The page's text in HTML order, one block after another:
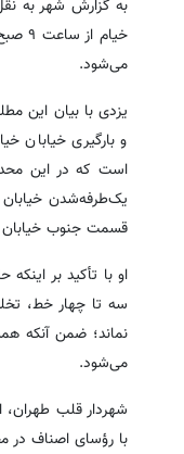
می‌شود.
و بارگیری خیابان
است که در این
قسمت جنوب خیابان
او با تأکید بر
سه تا چهار خط،
نماند؛ ضمن آنکه
می‌شود.
شهردار قلب
با رؤسای اصناف در